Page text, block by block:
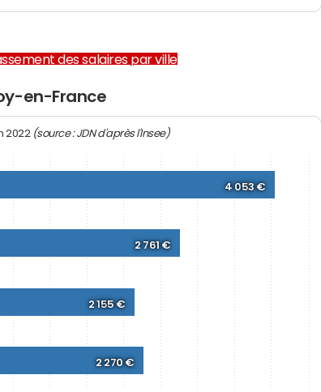
des salaires par ville
en-France
2022 (source : JDN d'après l'Insee)
4 053 €
2 761 €
2 155 €
2 270 €